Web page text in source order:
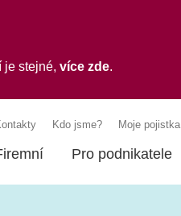
stejné, více zde.
Kdo jsme? Moje pojistka
Pro podnikatele